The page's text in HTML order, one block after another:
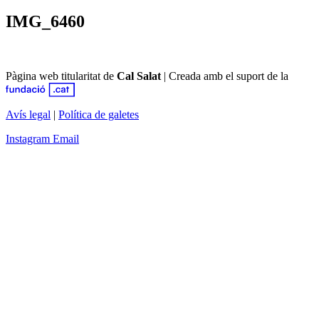
IMG_6460
Pàgina web titularitat de Cal Salat | Creada amb el suport de la
Avís legal | Política de galetes
Instagram Email